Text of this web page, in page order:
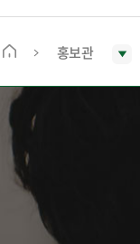
보
메
화
면
로
이
홍보관